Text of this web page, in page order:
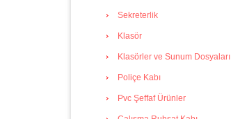
Sekreterlik
Klasör
Klasörler ve Sunum Dosyaları
Poliçe Kabı
Pvc Şeffaf Ürünler